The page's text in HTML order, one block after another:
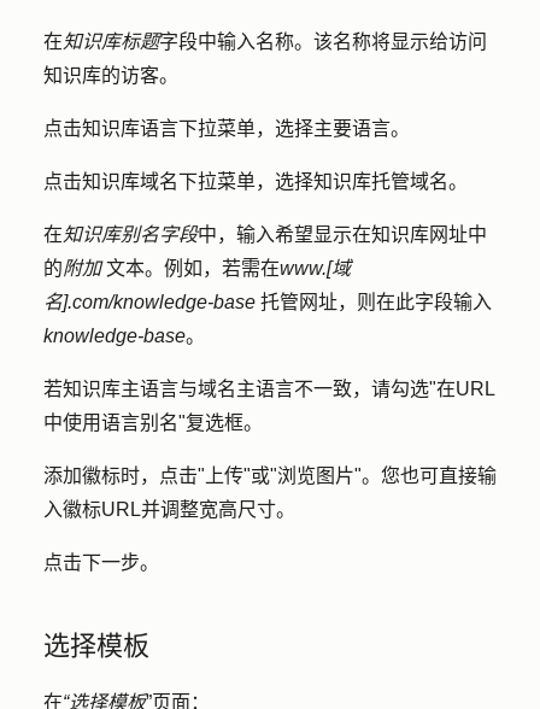
在知识库标题字段中输入名称。该名称将显示给访问
知识库的访客。
点击知识库语言下拉菜单，选择主要语言。
点击知识库域名下拉菜单，选择知识库托管域名。
在知识库别名字段中，输入希望显示在知识库网址中
的附加 文本。例如，若需在www.[域
名].com/knowledge-base 托管网址，则在此字段输入
knowledge-base。
若知识库主语言与域名主语言不一致，请勾选"在URL
中使用语言别名"复选框。
添加徽标时，点击"上传"或"浏览图片"。您也可直接输
入徽标URL并调整宽高尺寸。
点击下一步。
选择模板
在“选择模板”页面：